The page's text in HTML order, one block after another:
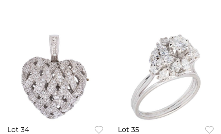
Lot 34 Lot 35